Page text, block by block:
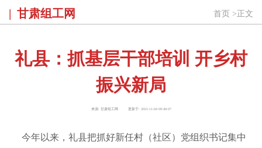
甘肃组工网 首页 > 正文
礼县：抓基层干部培训 开乡村
振兴新局
来源: 甘肃组工网 更新于: 2021-11-04 09:40:07
今年以来，礼县把抓好新任村（社区）党组织书记集中